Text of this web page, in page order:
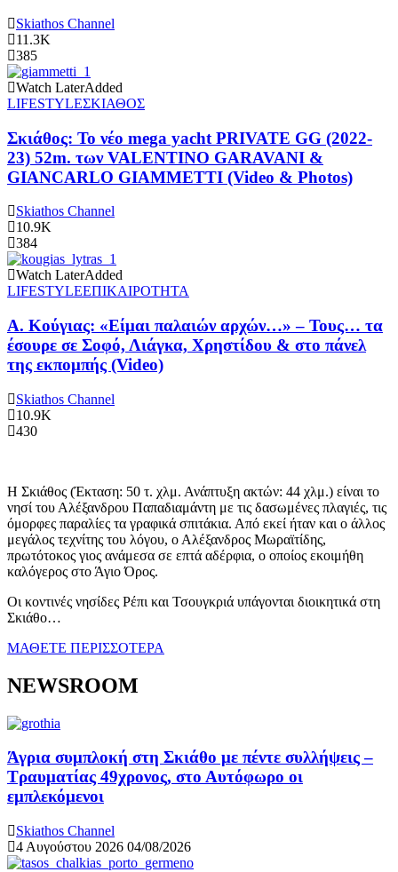
Skiathos Channel
11.3K
385
Watch LaterAdded
LIFESTYLEΣΚΙΑΘΟΣ
Σκιάθος: Το νέο mega yacht PRIVATE GG (2022-
23) 52m. των VALENTINO GARAVANI &
GIANCARLO GIAMMETTI (Video & Photos)
Skiathos Channel
10.9K
384
Watch LaterAdded
LIFESTYLEΕΠΙΚΑΙΡΟΤΗΤΑ
Α. Κούγιας: «Είμαι παλαιών αρχών…» – Τους… τα
έσουρε σε Σοφό, Λιάγκα, Χρηστίδου & στο πάνελ
της εκπομπής (Video)
Skiathos Channel
10.9K
430
Η Σκιάθος (Έκταση: 50 τ. χλμ. Ανάπτυξη ακτών: 44 χλμ.) είναι το
νησί του Αλέξανδρου Παπαδιαμάντη με τις δασωμένες πλαγιές, τις
όμορφες παραλίες τα γραφικά σπιτάκια. Από εκεί ήταν και ο άλλος
μεγάλος τεχνίτης του λόγου, ο Αλέξανδρος Μωραϊτίδης,
πρωτότοκος γιος ανάμεσα σε επτά αδέρφια, ο οποίος εκοιμήθη
καλόγερος στο Άγιο Όρος.
Οι κοντινές νησίδες Ρέπι και Τσουγκριά υπάγονται διοικητικά στη
Σκιάθο…
ΜΑΘΕΤΕ ΠΕΡΙΣΣΟΤΕΡΑ
NEWSROOM
Άγρια συμπλοκή στη Σκιάθο με πέντε συλλήψεις –
Τραυματίας 49χρονος, στο Αυτόφωρο οι
εμπλεκόμενοι
Skiathos Channel
4 Αυγούστου 2026 04/08/2026